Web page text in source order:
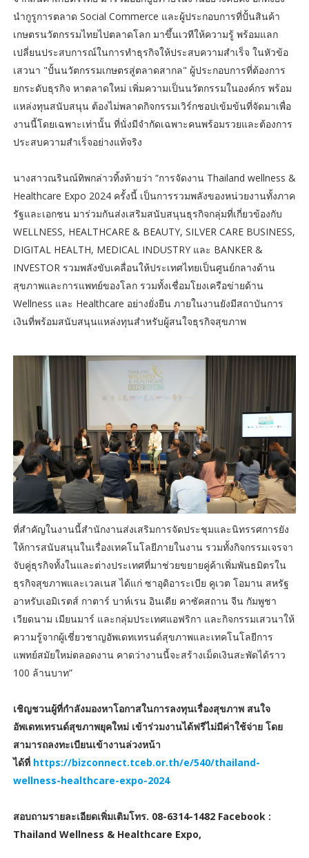
นำกูรูการตลาด Social Commerce และผู้ประกอบการที่ปั้นสินค้า
เกษตรนวัตกรรมไทยไปตลาดโลก มาขึ้นเวทีให้ความรู้ พร้อมแลก
เปลี่ยนประสบการณ์ในการทำธุรกิจให้ประสบความสำเร็จ ในหัวข้อ
เสวนา "ปั้นนวัตกรรมเกษตรสู่ตลาดสากล" ผู้ประกอบการที่ต้องการ
ยกระดับธุรกิจ หาตลาดใหม่ เพิ่มความเป็นนวัตกรรมในองค์กร พร้อม
แหล่งทุนสนับสนุน ต้องไม่พลาดกิจกรรมเวิร์กชอปเข้มข้นที่จัดมาเพื่อ
งานนี้โดยเฉพาะเท่านั้น ที่นั่งมีจำกัดเฉพาะคนพร้อมรวยและต้องการ
ประสบความสำเร็จอย่างแท้จริง
นางสาวณรินณ์ทิพกล่าวทิ้งท้ายว่า “การจัดงาน Thailand wellness &
Healthcare Expo 2024 ครั้งนี้ เป็นการรวมพลังของหน่วยงานทั้งภาค
รัฐและเอกชน มาร่วมกันส่งเสริมสนับสนุนธุรกิจกลุ่มที่เกี่ยวข้องกับ
WELLNESS, HEALTHCARE & BEAUTY, SILVER CARE BUSINESS,
DIGITAL HEALTH, MEDICAL INDUSTRY และ BANKER &
INVESTOR รวมพลังขับเคลื่อนให้ประเทศไทยเป็นศูนย์กลางด้าน
สุขภาพและการแพทย์ของโลก รวมทั้งเชื่อมโยงเครือข่ายด้าน
Wellness และ Healthcare อย่างยั่งยืน ภายในงานยังมีสถาบันการ
เงินที่พร้อมสนับสนุนแหล่งทุนสำหรับผู้สนใจธุรกิจสุขภาพ
ที่สำคัญในงานนี้สำนักงานส่งเสริมการจัดประชุมและนิทรรศการยัง
ให้การสนับสนุนในเรื่องเทคโนโลยีภายในงาน รวมทั้งกิจกรรมเจรจา
จับคู่ธุรกิจทั้งในและต่างประเทศที่มาช่วยขยายคู่ค้าเพิ่มพันธมิตรใน
ธุรกิจสุขภาพและเวลเนส ได้แก่ ซาอุดิอาระเบีย คูเวต โอมาน สหรัฐ
อาหรับเอมิเรตส์ กาตาร์ บาห์เรน อินเดีย คาซัคสถาน จีน กัมพูชา
เวียดนาม เมียนมาร์ และกลุ่มประเทศแอฟริกา และกิจกรรมเสวนาให้
ความรู้จากผู้เชี่ยวชาญอัพเดทเทรนด์สุขภาพและเทคโนโลยีการ
แพทย์สมัยใหม่ตลอดงาน คาดว่างานนี้จะสร้างเม็ดเงินสะพัดได้ราว
100 ล้านบาท”
เชิญชวนผู้ที่กำลังมองหาโอกาสในการลงทุนเรื่องสุขภาพ สนใจ
อัพเดทเทรนด์สุขภาพยุคใหม่ เข้าร่วมงานได้ฟรีไม่มีค่าใช้จ่าย โดย
สามารถลงทะเบียนเข้างานล่วงหน้า
ได้ที่ https://bizconnect.tceb.or.th/e/540/thailand-
wellness-healthcare-expo-2024
สอบถามรายละเอียดเพิ่มเติมโทร. 08-6314-1482 Facebook :
Thailand Wellness & Healthcare Expo,